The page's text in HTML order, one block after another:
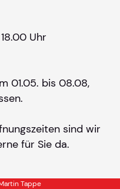
Uhr
01.05. bis 08.08,
sind wir
für Sie da.
Tappe